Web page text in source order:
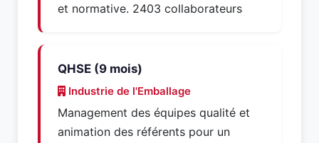
et normative. 2403 collaborateurs
QHSE (9 mois)
Industrie de l'Emballage
Management des équipes qualité et
animation des référents pour un